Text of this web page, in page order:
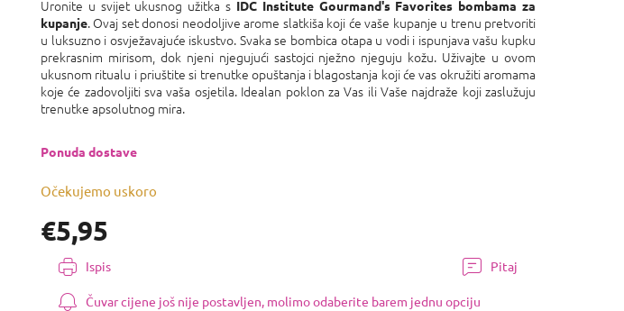
proizvoda
je
0,0
od
5
zvjezdica.
€5,95
Izmjeri
cijenu:
Očekujemo uskoro
Ponuda dostave
Uronite u svijet ukusnog užitka s IDC Institute Gourmand's Favorites bombama za
kupanje. Ovaj set donosi neodoljive arome slatkiša koji će vaše kupanje u trenu pretvoriti
u luksuzno i ​​osvježavajuće iskustvo. Svaka se bombica otapa u vodi i ispunjava vašu kupku
prekrasnim mirisom, dok njeni njegujući sastojci nježno njeguju kožu. Uživajte u ovom
ukusnom ritualu i priuštite si trenutke opuštanja i blagostanja koji će vas okružiti aromama
koje će zadovoljiti sva vaša osjetila. Idealan poklon za Vas ili Vaše najdraže koji zaslužuju
trenutke apsolutnog mira.
Ispis Pitaj
Čuvar cijene još nije postavljen, molimo odaberite barem jednu opciju